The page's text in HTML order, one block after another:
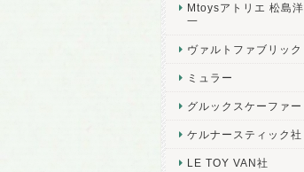
Mtoysアトリエ 松島洋
一
ヴァルトファブリック
ミュラー
グルックスケーファー
ケルナースティック社
LE TOY VAN社